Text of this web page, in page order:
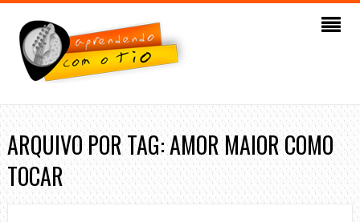
ARQUIVO POR TAG: AMOR MAIOR COMO
TOCAR